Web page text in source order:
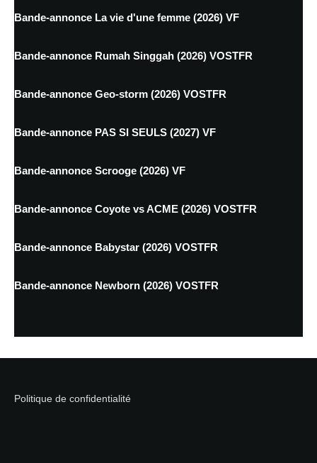
Bande-annonce La vie d'une femme (2026) VF
Bande-annonce Rumah Singgah (2026) VOSTFR
Bande-annonce Geo-storm (2026) VOSTFR
Bande-annonce PAS SI SEULS (2027) VF
Bande-annonce Scrooge (2026) VF
Bande-annonce Coyote vs ACME (2026) VOSTFR
Bande-annonce Babystar (2026) VOSTFR
Bande-annonce Newborn (2026) VOSTFR
Politique de confidentialité